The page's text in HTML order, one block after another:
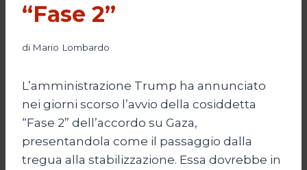
“Fase 2”
di Mario Lombardo
L’amministrazione Trump ha annunciato
nei giorni scorso l’avvio della cosiddetta
“Fase 2” dell’accordo su Gaza,
presentandola come il passaggio dalla
tregua alla stabilizzazione. Essa dovrebbe in